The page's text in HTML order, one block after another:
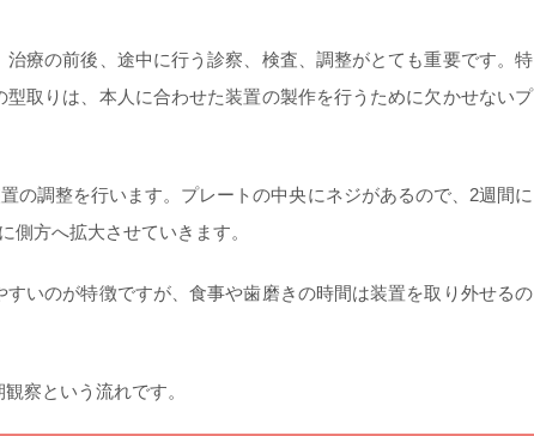
療の前後、途中に行う診察、検査、調整がとても重要です。特
取りは、本人に合わせた装置の製作を行うために欠かせないプ
の調整を行います。プレートの中央にネジがあるので、2週間に
側方へ拡大させていきます。
いのが特徴ですが、食事や歯磨きの時間は装置を取り外せるの
察という流れです。